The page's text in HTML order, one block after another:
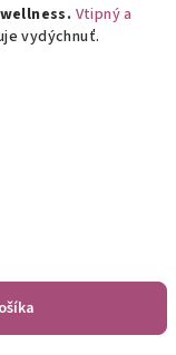
Vtipný a
vydýchnuť.